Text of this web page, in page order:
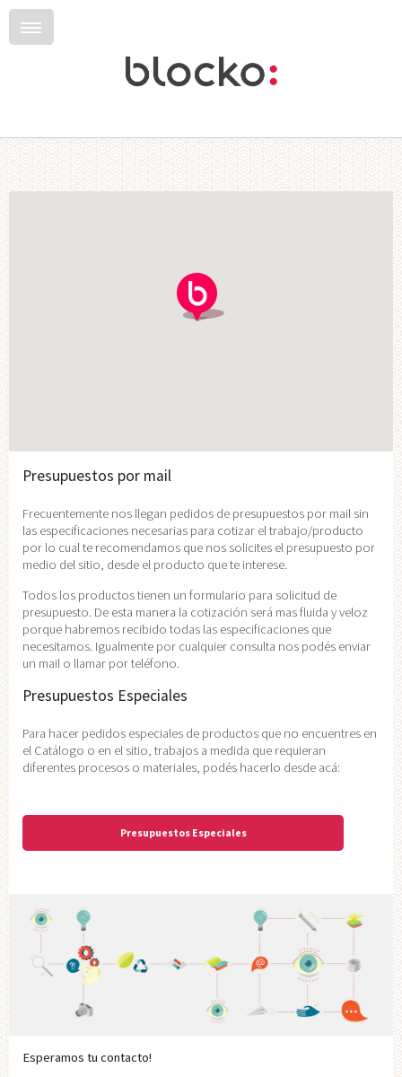
Presupuestos por mail
Frecuentemente nos llegan pedidos de presupuestos por mail sin
las especificaciones necesarias para cotizar el trabajo/producto
por lo cual te recomendamos que nos solicites el presupuesto por
medio del sitio, desde el producto que te interese.
Todos los productos tienen un formulario para solicitud de
presupuesto. De esta manera la cotización será mas fluida y veloz
porque habremos recibido todas las especificaciones que
necesitamos. Igualmente por cualquier consulta nos podés enviar
un mail o llamar por teléfono.
Presupuestos Especiales
Para hacer pedidos especiales de productos que no encuentres en
el Catálogo o en el sitio, trabajos a medida que requieran
diferentes procesos o materiales, podés hacerlo desde acá:
Presupuestos Especiales
Esperamos tu contacto!